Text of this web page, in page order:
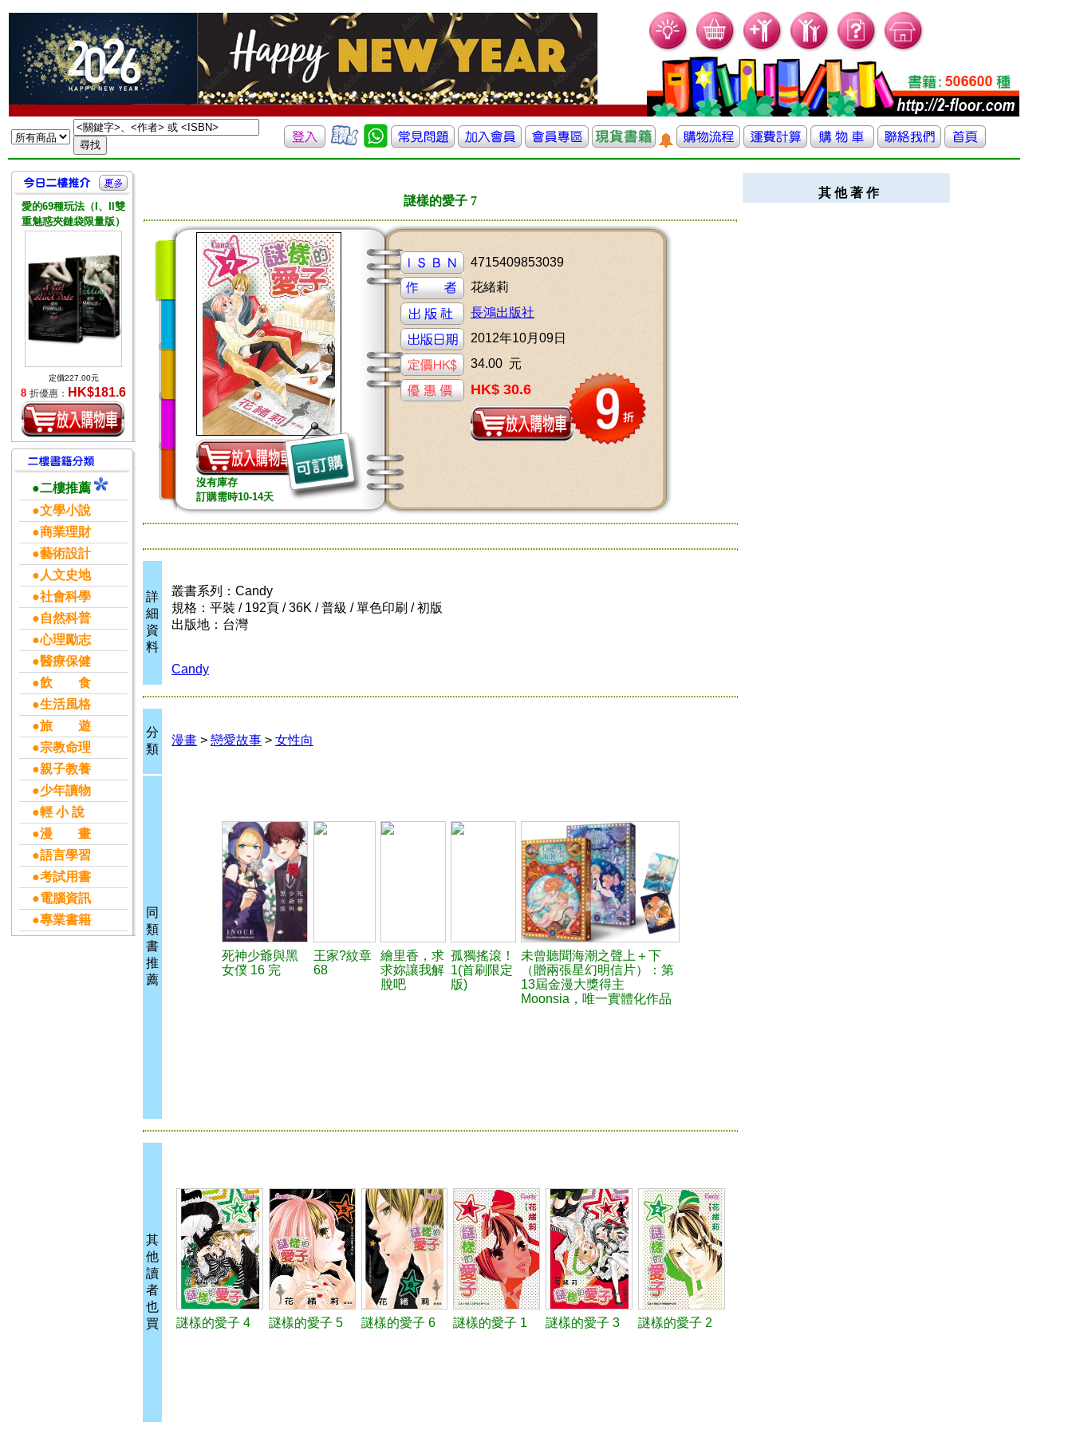
愛的69種玩法（I、II雙
重魅惑夾鏈袋限量版）
定價227.00元
8 折優惠： HK$181.6
●二樓推薦
●文學小說
●商業理財
●藝術設計
●人文史地
●社會科學
●自然科普
●心理勵志
●醫療保健
●飲 食
●生活風格
●旅 遊
●宗教命理
●親子教養
●少年讀物
●輕 小 說
●漫 畫
●語言學習
●考試用書
●電腦資訊
●專業書籍
謎樣的愛子 7
沒有庫存
訂購需時10-14天
4715409853039
花緒莉
長鴻出版社
2012年10月09日
34.00 元
HK$ 30.6
詳
細
資
料
叢書系列：Candy
規格：平裝 / 192頁 / 36K / 普級 / 單色印刷 / 初版
出版地：台灣
Candy
分
類
漫畫 > 戀愛故事 > 女性向
同
類
書
推
薦
死神少爺與黑
女僕 16 完
王家?紋章
68
繪里香，求
求妳讓我解
脫吧
孤獨搖滾！
1(首刷限定
版)
未曾聽聞海潮之聲上＋下
（贈兩張星幻明信片）：第
13屆金漫大獎得主
Moonsia，唯一實體化作品
其
他
讀
者
也
買
謎樣的愛子 4 謎樣的愛子 5 謎樣的愛子 6 謎樣的愛子 1 謎樣的愛子 3 謎樣的愛子 2
其 他 著 作